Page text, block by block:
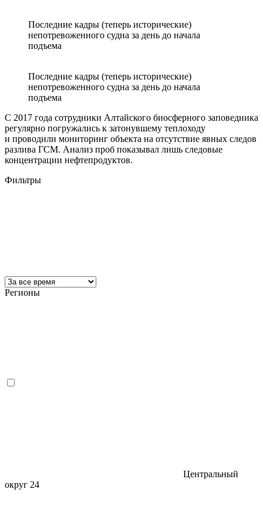
Последние кадры (теперь исторические)
непотревоженного судна за день до начала
подъема
Последние кадры (теперь исторические)
непотревоженного судна за день до начала
подъема
С 2017 года сотрудники Алтайского биосферного заповедника
регулярно погружались к затонувшему теплоходу
и проводили мониторинг объекта на отсутствие явных следов
разлива ГСМ. Анализ проб показывал лишь следовые
концентрации нефтепродуктов.
Фильтры
Регионы
Центральный
округ 24